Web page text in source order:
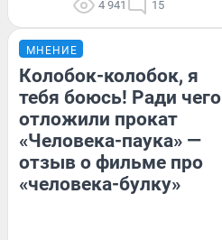
4 941 15
МНЕНИЕ
Колобок-колобок, я
тебя боюсь! Ради чего
отложили прокат
«Человека-паука» —
отзыв о фильме про
«человека-булку»